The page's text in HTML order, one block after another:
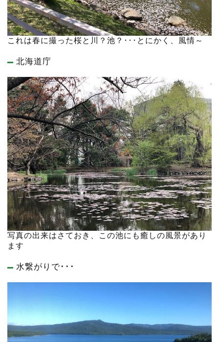
これは春に撮った桜と川？池？･･･とにかく、風情～
北海道庁
写真の出来はさておき、この池にも癒しの風景があり
ます
水繋がりで･･･